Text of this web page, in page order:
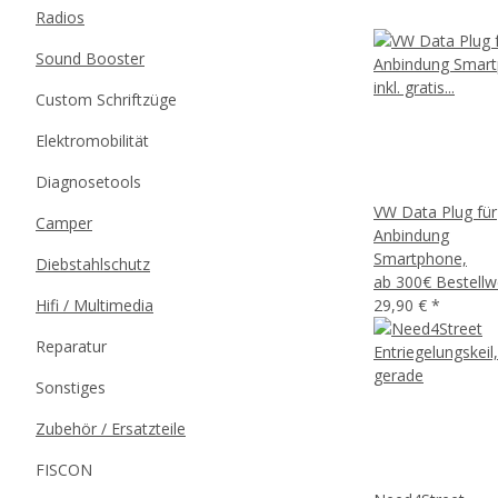
VW Data Plug für
Anbindung
Smartphone,
ab 300€
29,90 € *
Radios
Sound Booster
Custom Schriftzüge
Elektromobilität
Diagnosetools
Camper
Diebstahlschutz
Hifi / Multimedia
Reparatur
Sonstiges
Zubehör / Ersatzteile
FISCON